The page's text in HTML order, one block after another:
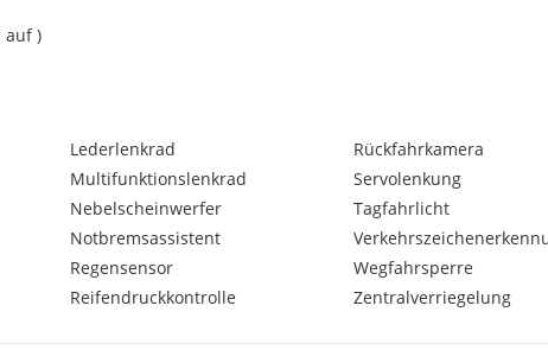
auf )
Lederlenkrad
Multifunktionslenkrad
Nebelscheinwerfer
Notbremsassistent
Regensensor
Reifendruckkontrolle
Rückfahrkamera
Servolenkung
Tagfahrlicht
Wegfahrsperre
Zentralverriegelung